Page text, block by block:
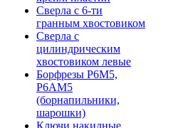
Сверла с 6-ти
гранным хвостовиком
Сверла с
цилиндрическим
хвостовиком левые
Борфрезы Р6М5,
Р6АМ5
(борнапильники,
шарошки)
Ключи накидные